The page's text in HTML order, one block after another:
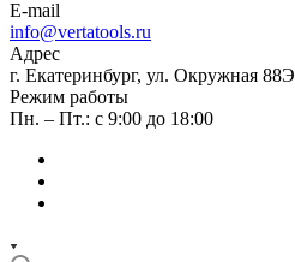
E-mail
info@vertatools.ru
Адрес
г. Екатеринбург, ул. Окружная 88Э
Режим работы
Пн. – Пт.: с 9:00 до 18:00